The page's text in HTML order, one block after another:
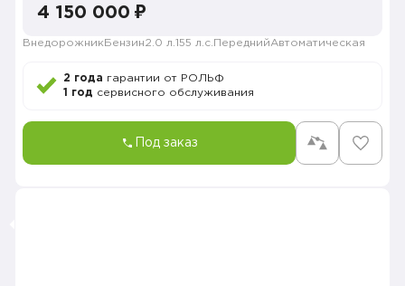
4 150 000 ₽
Внедорожник Бензин2.0 л. 155 л.с. ПереднийАвтоматическая
2 года гарантии от РОЛЬФ
1 год сервисного обслуживания
Под заказ